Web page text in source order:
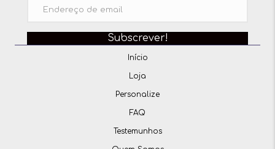
Subscrever!
Início
Loja
Personalize
FAQ
Testemunhos